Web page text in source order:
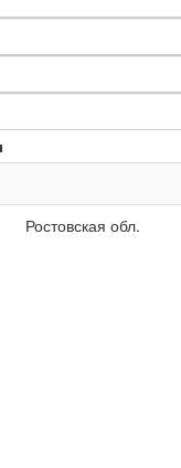
Ростовская обл.